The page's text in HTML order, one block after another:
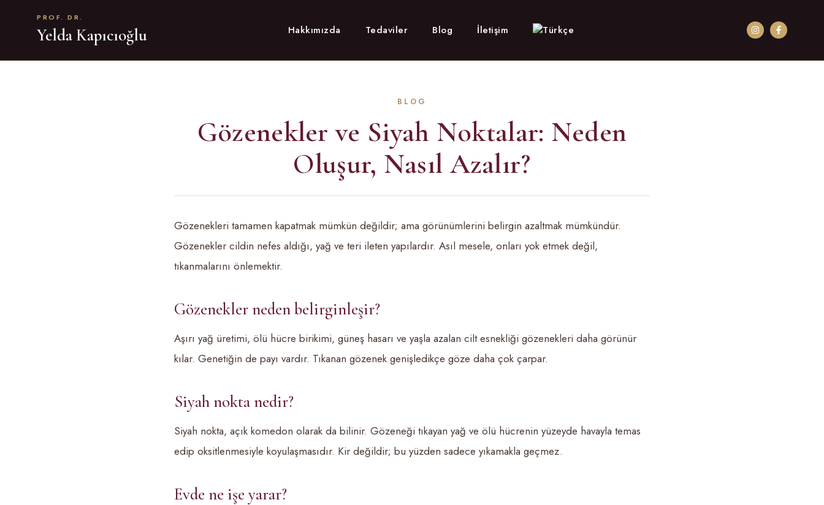
PROF. DR.
Yelda Kapıcıoğlu Hakkımızda Tedaviler Blog İletişim
Gözenekler ve Siyah Noktalar: Neden
Oluşur, Nasıl Azalır?
Gözenekleri tamamen kapatmak mümkün değildir; ama görünümlerini belirgin azaltmak mümkündür.
Gözenekler cildin nefes aldığı, yağ ve teri ileten yapılardır. Asıl mesele, onları yok etmek değil,
tıkanmalarını önlemektir.
Gözenekler neden belirginleşir?
Aşırı yağ üretimi, ölü hücre birikimi, güneş hasarı ve yaşla azalan cilt esnekliği gözenekleri daha görünür
kılar. Genetiğin de payı vardır. Tıkanan gözenek genişledikçe göze daha çok çarpar.
Siyah nokta nedir?
Siyah nokta, açık komedon olarak da bilinir. Gözeneği tıkayan yağ ve ölü hücrenin yüzeyde havayla temas
edip oksitlenmesiyle koyulaşmasıdır. Kir değildir; bu yüzden sadece yıkamakla geçmez.
Evde ne işe yarar?